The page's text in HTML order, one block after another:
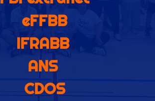
eFFBB
IFRABB
ANS
CDOS